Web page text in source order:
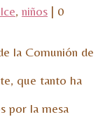
, niños | 0
la Comunión de
que tanto ha
por la mesa